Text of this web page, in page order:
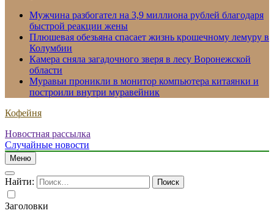
Мужчина разбогател на 3,9 миллиона рублей благодаря
быстрой реакции жены
Плюшевая обезьяна спасает жизнь крошечному лемуру в
Колумбии
Камера сняла загадочного зверя в лесу Воронежской
области
Муравьи проникли в монитор компьютера китаянки и
построили внутри муравейник
Кофейня
Новостная рассылка
Случайные новости
Меню
Найти:
Заголовки